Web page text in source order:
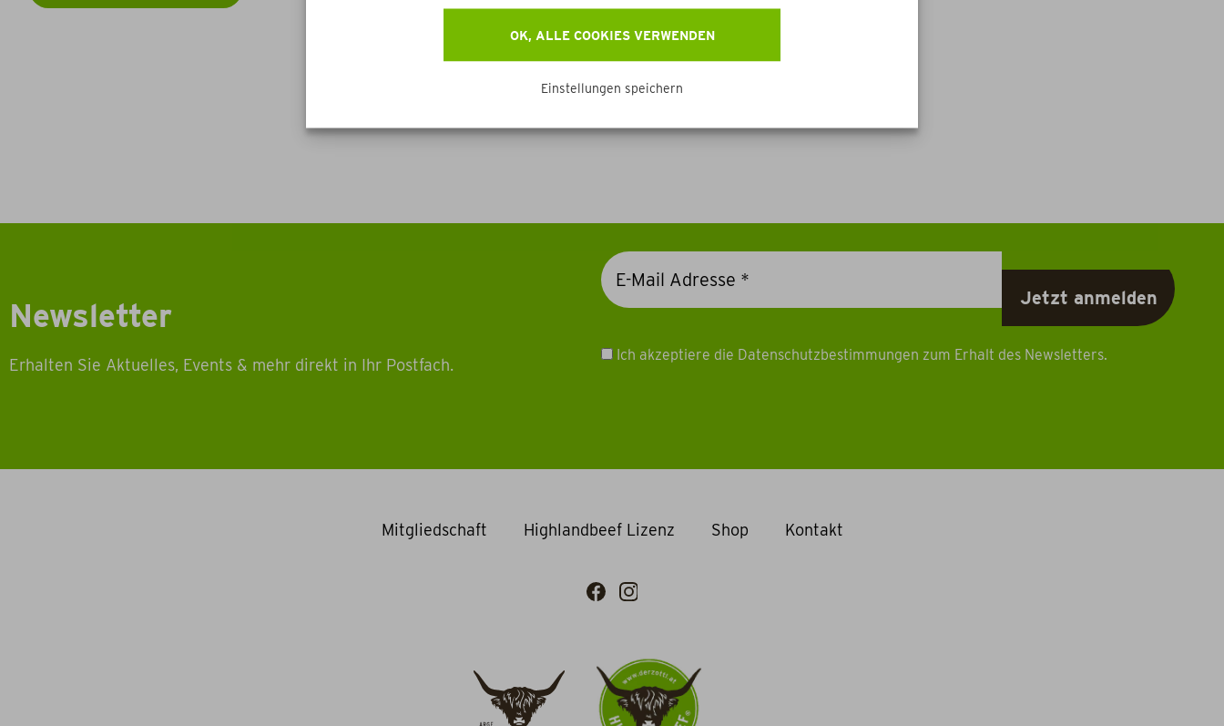
OK, ALLE COOKIES VERWENDEN
Einstellungen speichern
Weitere Betriebe
Newsletter
Erhalten Sie Aktuelles, Events & mehr direkt in Ihr Postfach.
Ich akzeptiere die Datenschutzbestimmungen zum Erhalt des Newsletters.
Mitgliedschaft Highlandbeef Lizenz Shop Kontakt